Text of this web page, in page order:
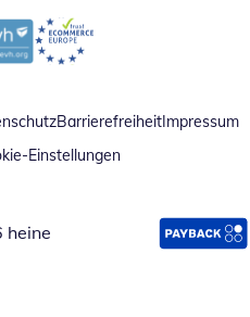
Fenster
Öffnet in neuem Fenster
BarrierefreiheitImpressum
Einstellungen